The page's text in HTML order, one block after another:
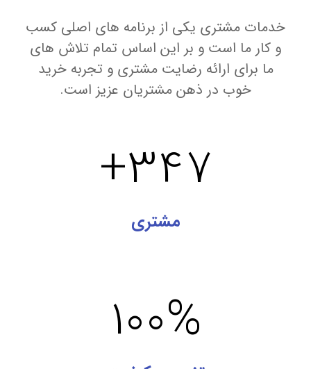
خدمات مشتری یکی از برنامه های اصلی کسب
و کار ما است و بر این اساس تمام تلاش های
ما برای ارائه رضایت مشتری و تجربه خرید
خوب در ذهن مشتریان عزیز است.
347
+
مشتری
100%